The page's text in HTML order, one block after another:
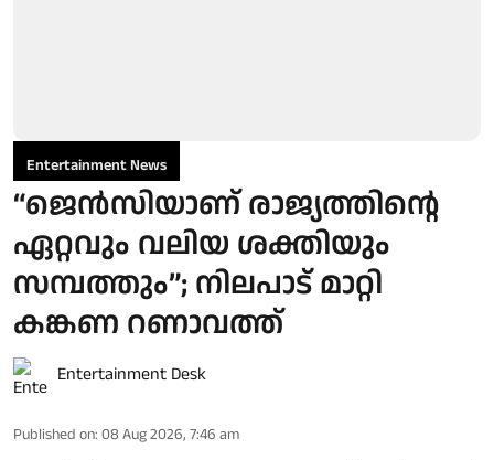
Entertainment News
“ജെന്‍സിയാണ് രാജ്യത്തിന്റെ
ഏറ്റവും വലിയ ശക്തിയും
സമ്പത്തും”; നിലപാട് മാറ്റി
കങ്കണ റണാവത്ത്
Entertainment Desk
Published on: 08 Aug 2026, 7:46 am